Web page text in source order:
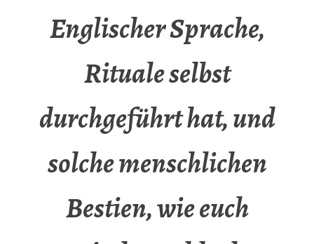
Englischer Sprache,
Rituale selbst
durchgeführt hat, und
solche menschlichen
Bestien, wie euch